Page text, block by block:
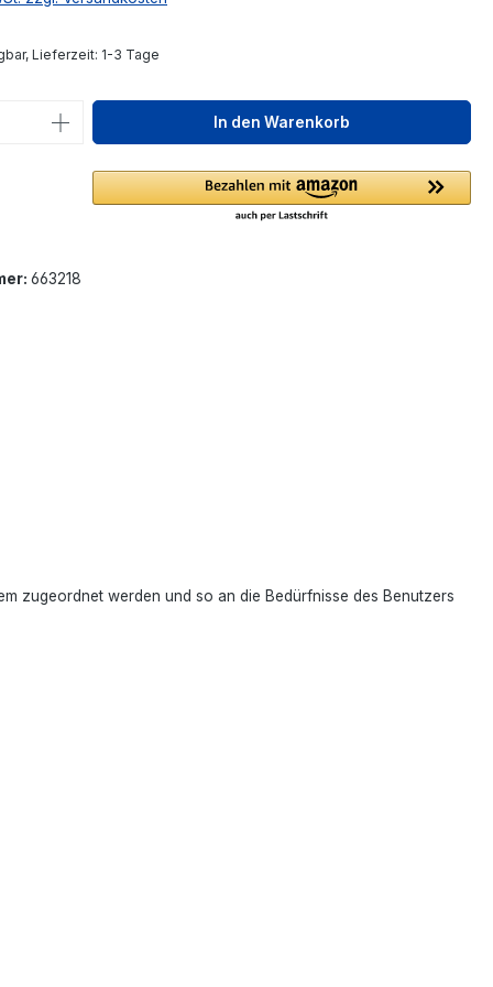
Lieferzeit: 1-3 Tage
Anzahl: Gib den gewünschten Wert
In den Warenkorb
663218
zugeordnet werden und so an die Bedürfnisse des Benutzers